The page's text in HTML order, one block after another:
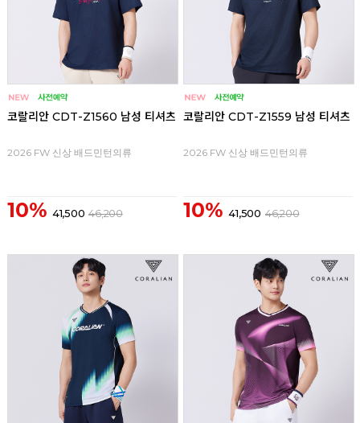
코랄리안 CDT-Z1560 남성 티셔츠
2026 FW 신상 배드민턴의류
10% 41,500 46,200
코랄리안 CDT-Z1559 남성 티셔츠
2026 FW 신상 배드민턴의류
10% 41,500 46,200